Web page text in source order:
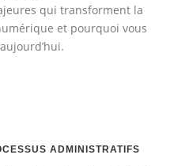
qui transforment la
et pourquoi vous
ADMINISTRATIFS